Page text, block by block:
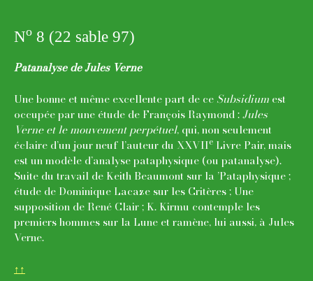
No 8 (22 sable 97)
Patanalyse de Jules Verne
Une bonne et même excellente part de ce Subsidium est
occupée par une étude de François Raymond :Jules
Verne et le mouvement perpétuel, qui, non seulement
éclaire d’un jour neuf l’auteur du XXVIIe Livre Pair, mais
est un modèle d’analyse pataphysique (ou patanalyse).
Suite du travail de Keith Beaumont sur la ’Pataphysique ;
étude de Dominique Lacaze sur les Critères ; Une
supposition de René Clair ; K. Kirmu contemple les
premiers hommes sur la Lune et ramène, lui aussi, à Jules
Verne.
↑↑